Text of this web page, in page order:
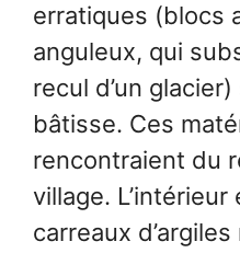
erratiques (blocs
anguleux, qui
recul d’un
bâtisse. Ces
rencontraient du
village.
carreaux